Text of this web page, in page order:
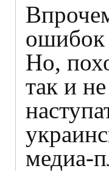
ошибок
Но,
так и
медиа-